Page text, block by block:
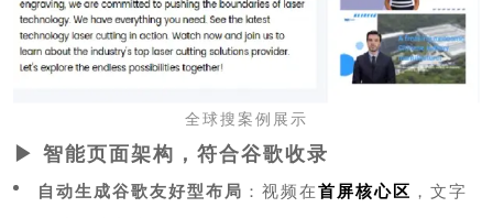
全球搜案例展示
▶ 智能页面架构，符合谷歌收录
自动生成谷歌友好型布局 ：视频在首屏核心区 ，文字